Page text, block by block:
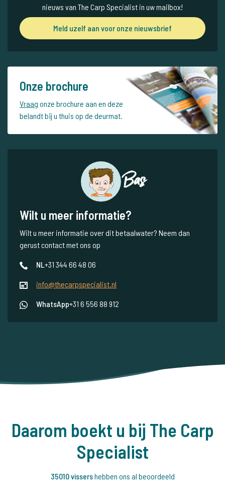
nieuws van The Carp Specialist in uw mailbox!
Meld uzelf aan voor onze nieuwsbrief
Onze brochure
Vraag onze brochure aan en deze
belandt bij u thuis op de deurmat.
Bas
Wilt u meer informatie?
Wilt u meer informatie over dit betaalwater? Neem dan
gerust contact met ons op
NL+31 344 66 48 06
info@thecarpspecialist.nl
WhatsApp+31 6 556 88 912
Daarom boekt u bij The Carp
Specialist
35010 vissershebben ons al beoordeeld